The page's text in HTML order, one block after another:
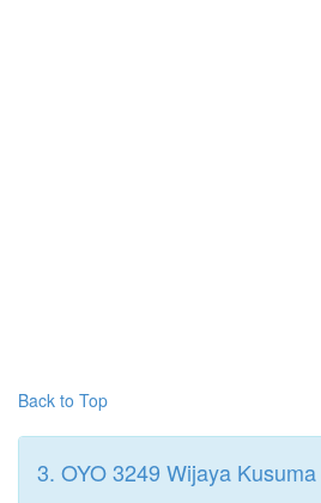
Back to Top
3. OYO 3249 Wijaya